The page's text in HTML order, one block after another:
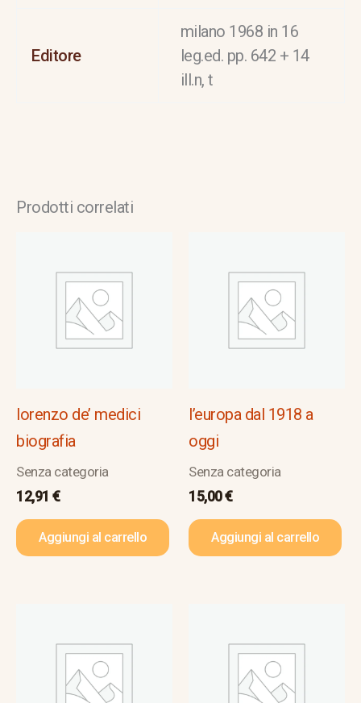
Editore
milano 1968 in 16
leg.ed. pp. 642 + 14
ill.n, t
Prodotti correlati
lorenzo de’ medici
biografia
Senza categoria
12,91 €
Aggiungi al carrello
l’europa dal 1918 a
oggi
Senza categoria
15,00€
Aggiungi al carrello